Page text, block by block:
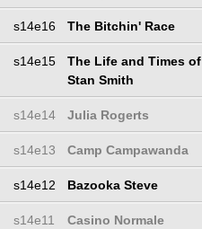
s14e16 The Bitchin' Race
s14e15
The Life and Times of
Stan Smith
s14e14 Julia Rogerts
s14e13 Camp Campawanda
s14e12 Bazooka Steve
s14e11 Casino Normale